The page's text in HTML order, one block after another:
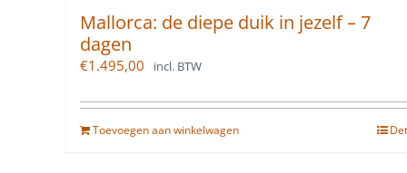
Mallorca: de diepe duik in jezelf – 7
dagen
€1.495,00 incl. BTW
Toevoegen aan winkelwagen